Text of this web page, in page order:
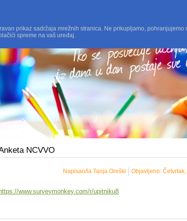
NCVVO
Objavljeno:
Napisao/la Tanja Oreški
https://www.surveymonkey.com/r/upitniku8
prikaz sadržaja mrežnih stranica. Ne prikupljamo,
spreme na vaš uređaj.